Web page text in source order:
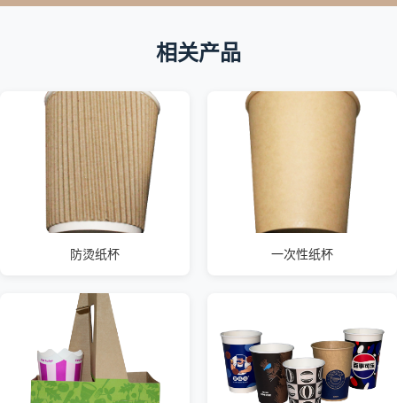
相关产品
防烫纸杯 一次性纸杯